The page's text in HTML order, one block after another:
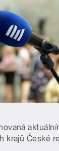
krajů České